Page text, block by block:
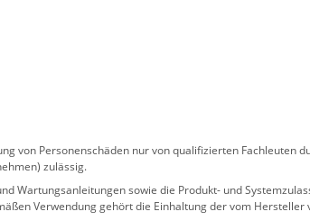
von Personenschäden nur von qualifizierten Fachleuten
zulässig.
Wartungsanleitungen sowie die Produkt- und
Verwendung gehört die Einhaltung der vom